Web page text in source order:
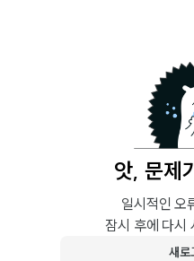
앗, 문제
일시적인 오
잠시 후에 다시
새로